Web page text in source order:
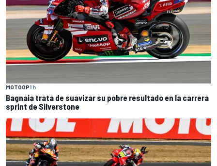
MOTOGP1 h
Bagnaia trata de suavizar su pobre resultado en la carrera
sprint de Silverstone